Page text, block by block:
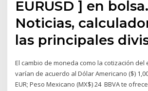
EURUSD ] en bolsa.
Noticias,
las principales
El cambio de moneda como la cotización del
varían de acuerdo al Dólar Americano ($)
EUR; Peso Mexicano (MX$) 24 BBVA te